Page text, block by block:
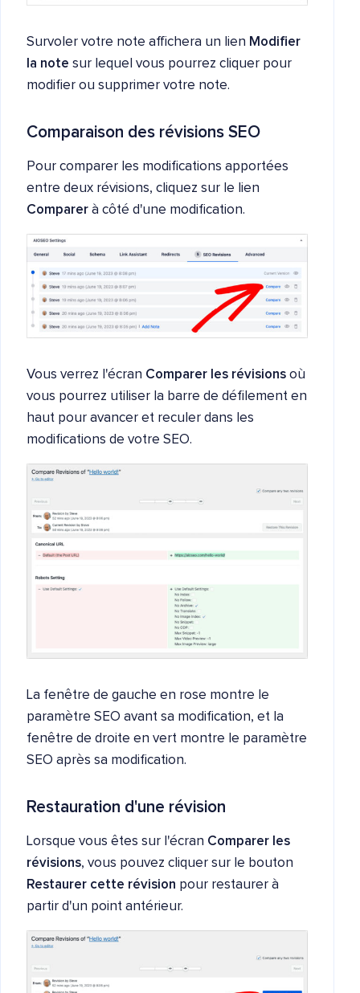
Survoler votre note affichera un lien Modifier
la note sur lequel vous pourrez cliquer pour
modifier ou supprimer votre note.
Comparaison des révisions SEO
Pour comparer les modifications apportées
entre deux révisions, cliquez sur le lien
Comparer à côté d'une modification.
Vous verrez l'écran Comparer les révisions où
vous pourrez utiliser la barre de défilement en
haut pour avancer et reculer dans les
modifications de votre SEO.
La fenêtre de gauche en rose montre le
paramètre SEO avant sa modification, et la
fenêtre de droite en vert montre le paramètre
SEO après sa modification.
Restauration d'une révision
Lorsque vous êtes sur l'écran Comparer les
révisions, vous pouvez cliquer sur le bouton
Restaurer cette révision pour restaurer à
partir d'un point antérieur.